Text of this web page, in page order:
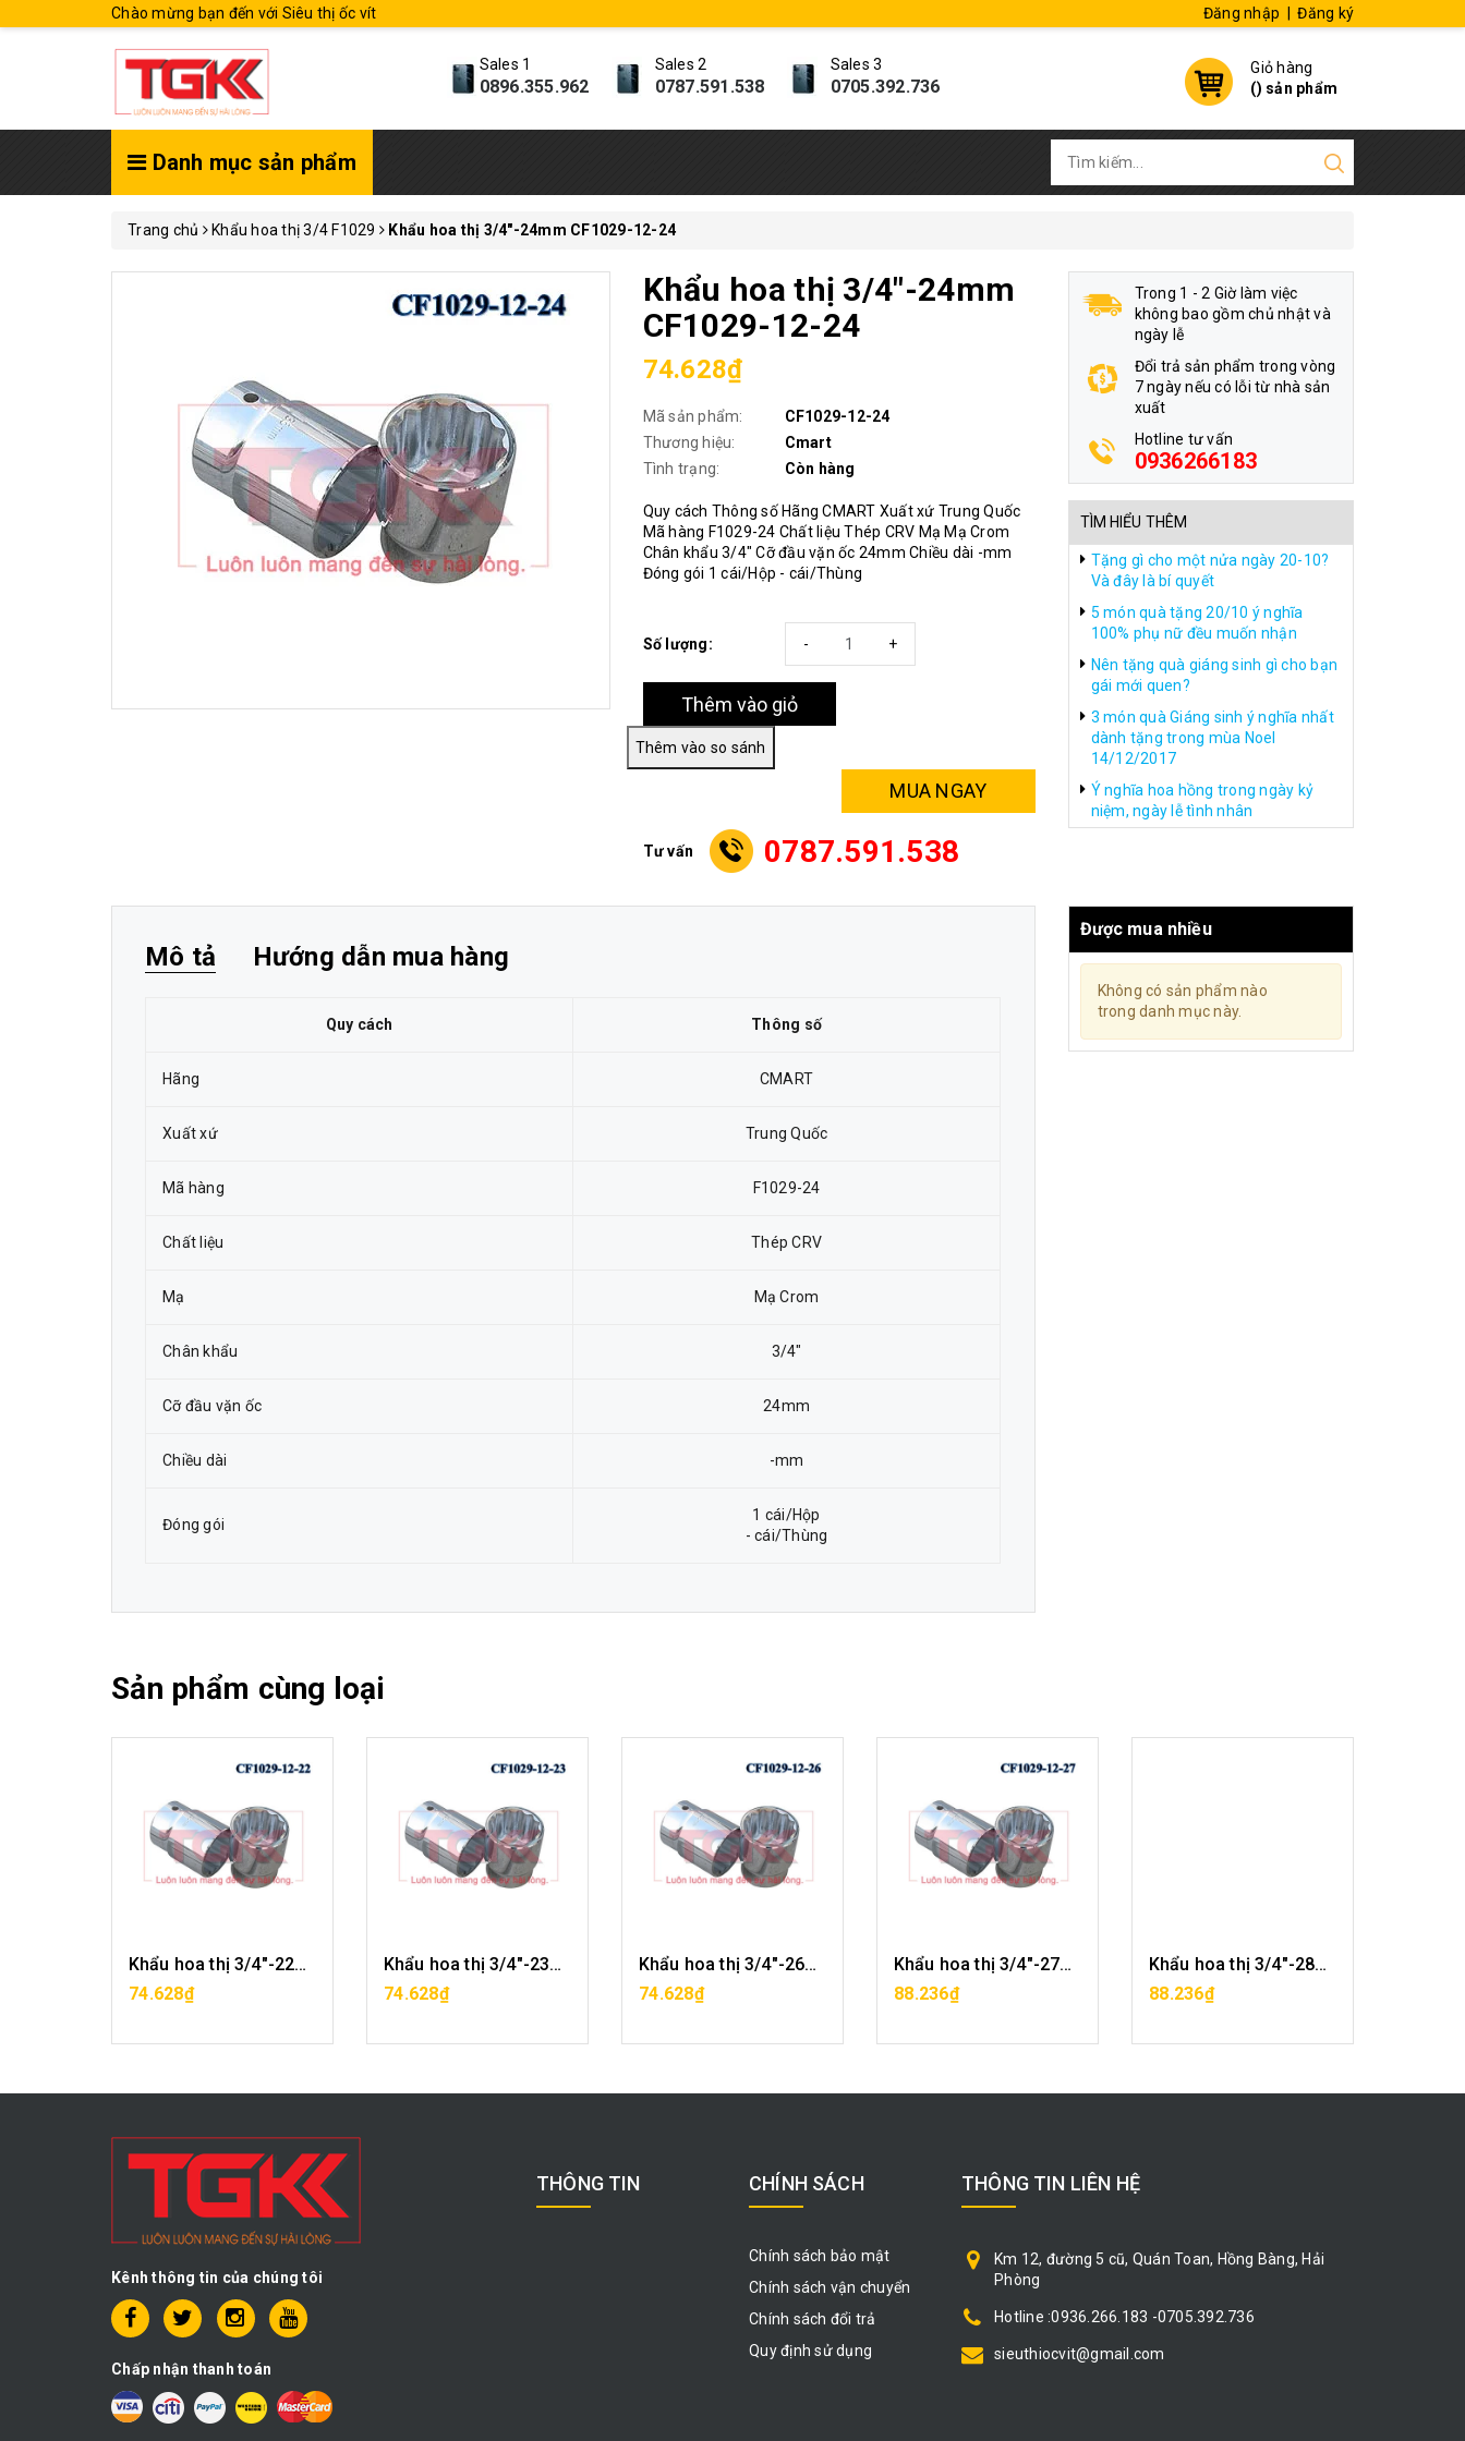
Chào mừng bạn đến với Siêu thị ốc vít Đăng nhập Đăng ký
Sales 1
0896.355.962
Sales 2
0787.591.538
Sales 3
0705.392.736
Giỏ hàng
() sản phẩm
Danh mục sản phẩm
Trang chủ Khẩu hoa thị 3/4 F1029 Khẩu hoa thị 3/4"-24mm CF1029-12-24
Khẩu hoa thị 3/4"-24mm
CF1029-12-24
74.628₫
Mã sản phẩm:
CF1029-12-24
Thương hiệu:
Cmart
Tình trạng:
Còn hàng
Quy cách Thông số Hãng CMART Xuất xứ Trung Quốc
Mã hàng F1029-24 Chất liệu Thép CRV Mạ Mạ Crom
Chân khẩu 3/4" Cỡ đầu vặn ốc 24mm Chiều dài -mm
Đóng gói 1 cái/Hộp - cái/Thùng
Số lượng: +
-
Thêm vào giỏ
MUA NGAY
Tư vấn 0787.591.538
Trong 1 - 2 Giờ làm việc
không bao gồm chủ nhật và
ngày lễ
Đổi trả sản phẩm trong vòng
7 ngày nếu có lỗi từ nhà sản
xuất
Hotline tư vấn
0936266183
TÌM HIỂU THÊM
Tặng gì cho một nửa ngày 20-10?
Và đây là bí quyết
5 món quà tặng 20/10 ý nghĩa
100% phụ nữ đều muốn nhận
Nên tặng quà giáng sinh gì cho bạn
gái mới quen?
3 món quà Giáng sinh ý nghĩa nhất
dành tặng trong mùa Noel
14/12/2017
Ý nghĩa hoa hồng trong ngày kỷ
niệm, ngày lễ tình nhân
Mô tả Hướng dẫn mua hàng
Quy cách Thông số
Hãng CMART
Xuất xứ Trung Quốc
Mã hàng F1029-24
Chất liệu Thép CRV
Mạ Mạ Crom
Chân khẩu 3/4"
Cỡ đầu vặn ốc 24mm
Chiều dài -mm
Đóng gói
1 cái/Hộp
- cái/Thùng
Được mua nhiều
Không có sản phẩm nào
trong danh mục này.
Sản phẩm cùng loại
Khẩu hoa thị 3/4"-22mm CF1029-12-22
74.628₫
MUA HÀNG
Khẩu hoa thị 3/4"-23mm CF1029-12-23
74.628₫
MUA HÀNG
Khẩu hoa thị 3/4"-26mm CF1029-12-26
74.628₫
MUA HÀNG
Khẩu hoa thị 3/4"-27mm CF1029-12-27
88.236₫
MUA HÀNG
Khẩu hoa thị 3/4"-28mm CF1029-12-28
88.236₫
MUA HÀNG
Kênh thông tin của chúng tôi
Chấp nhận thanh toán
THÔNG TIN CHÍNH SÁCH
Chính sách bảo mật
Chính sách vận chuyển
Chính sách đổi trả
Quy định sử dụng
THÔNG TIN LIÊN HỆ
Km 12, đường 5 cũ, Quán Toan, Hồng Bàng, Hải
Phòng
Hotline :0936.266.183 -0705.392.736
sieuthiocvit@gmail.com